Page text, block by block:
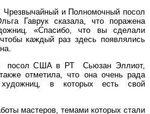
и Полномочный посол
Гаврук сказала, что поражена
«Спасибо, что вы сделали
каждый раз здесь появлялись
посол США в РТ Сьюзан Эллиот,
отметила, что она очень рада
в которых есть свой
мастеров, темами которых стали